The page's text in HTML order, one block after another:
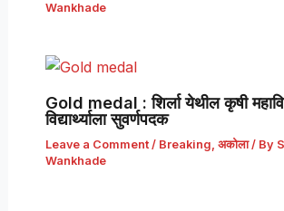
Wankhade
Gold medal : शिर्ला येथील कृषी
विद्यार्थ्याला सुवर्णपदक
Leave a Comment / Breaking अकोला/ By
Wankhade